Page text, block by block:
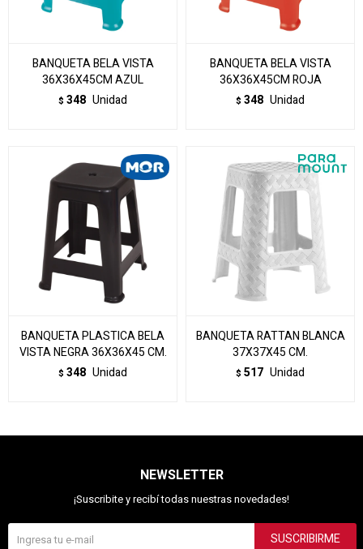
BANQUETA BELA VISTA
36X36X45CM AZUL
$ 348 Unidad
BANQUETA BELA VISTA
36X36X45CM ROJA
$ 348 Unidad
BANQUETA PLASTICA BELA
VISTA NEGRA 36X36X45 CM.
$ 348 Unidad
BANQUETA RATTAN BLANCA
37X37X45 CM.
$ 517 Unidad
NEWSLETTER
¡Suscribite y recibí todas nuestras novedades!
SUSCRIBIRME